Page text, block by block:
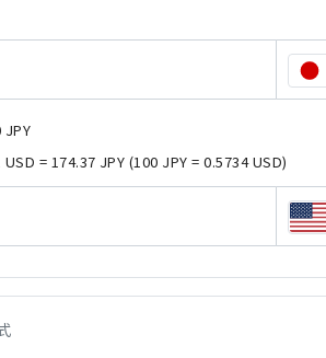
JPY
USD = 174.37 JPY (100 JPY = 0.5734 USD)